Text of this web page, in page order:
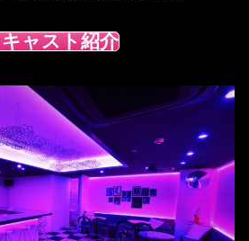
キャスト紹介